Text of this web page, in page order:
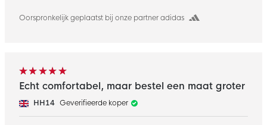
Oorspronkelijk geplaatst bij onze partner adidas
Echt comfortabel, maar bestel een maat groter
HH14 Geverifieerde koper